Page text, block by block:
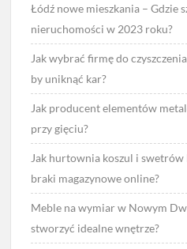
Łódź nowe mieszkania – Gdzie
nieruchomości w 2023 roku?
Jak wybrać firmę do
by uniknąć kar?
Jak producent elementów
przy gięciu?
Jak hurtownia koszul i swetrów
braki magazynowe online?
Meble na wymiar w Nowym
stworzyć idealne wnętrze?